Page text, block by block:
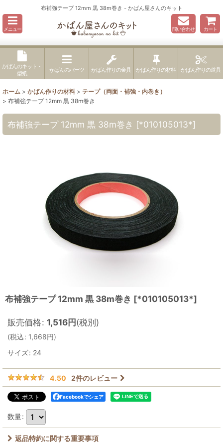
布補強テープ 12mm 黒 38m巻き - かばん屋さんのキット
メニュー 問い合わせ カート
かばんのキット・
型紙
かばんのパーツ かばん作りの金具 かばん作りの材料 かばん作りの道具
ホーム > かばん作りの材料 > テープ（両面・補強・内巻き）
> 布補強テープ 12mm 黒 38m巻き
布補強テープ 12mm 黒 38m巻き [*010105013*]
布補強テープ 12mm 黒 38m巻き [*010105013*]
販売価格: 1,516円(税別)
(税込: 1,668円)
サイズ: 24
4.50 2件のレビュー
Facebookでシェア
数量:
返品特約に関する重要事項